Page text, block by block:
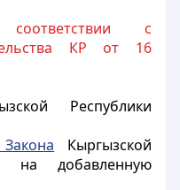
с
КР от 16
Республики
Кыргызской
на добавленную